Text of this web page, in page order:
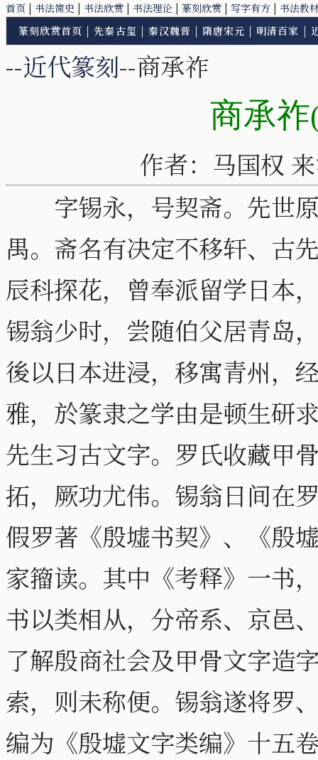
首页 | 书法简史 | 书法欣赏 | 书法理论 | 篆刻欣赏 | 写字有方 | 书法教
篆刻欣赏首页 |先秦古玺 | 秦汉魏晋 | 隋唐宋元 | 明清百家 |
--近代篆刻--商承祚
商承祚
作者：马国权
字锡永，号契斋。先世原
禺。斋名有决定不移轩、古
辰科探花，曾奉派留学日本
锡翁少时，尝随伯父居青岛
後以日本进浸，移寓青州，
雅，於篆隶之学由是顿生研
先生习古文字。罗氏收藏甲
拓，厥功尤伟。锡翁日间在
假罗著《殷墟书契》、《殷
家籀读。其中《考释》一书
书以类相从，分帝系、京邑
了解殷商社会及甲骨文字造
索，则未称便。锡翁遂将罗
编为《殷墟文字类编》十五